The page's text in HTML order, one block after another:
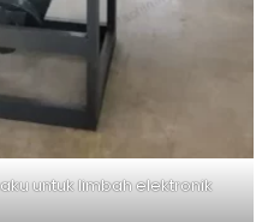
untuk limbah elektronik